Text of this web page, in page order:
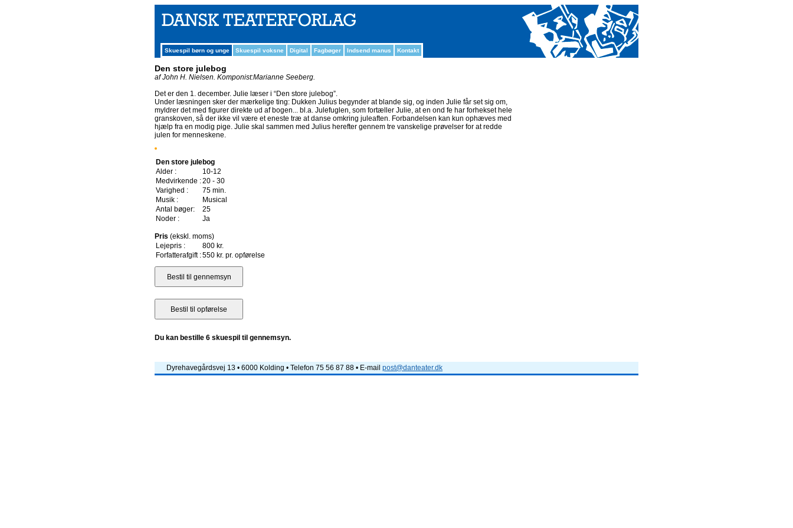
Skuespil børn og unge Skuespil voksne Digital Fagbøger Indsend manus Kontakt
Den store julebog
af John H. Nielsen. Komponist:Marianne Seeberg.
Det er den 1. december. Julie læser i “Den store julebog”.
Under læsningen sker der mærkelige ting: Dukken Julius begynder at blande sig, og inden Julie får set sig om,
myldrer det med figurer direkte ud af bogen... bl.a. Julefuglen, som fortæller Julie, at en ond fe har forhekset hele
granskoven, så der ikke vil være et eneste træ at danse omkring juleaften. Forbandelsen kan kun ophæves med
hjælp fra en modig pige. Julie skal sammen med Julius herefter gennem tre vanskelige prøvelser for at redde
julen for menneskene.
Den store julebog
Alder :
10-12
Medvirkende :20 - 30
Varighed :
75 min.
Musik :
Musical
Antal bøger:
25
Noder :
Ja
Pris (ekskl. moms)
Lejepris :
800 kr.
Forfatterafgift :550 kr. pr. opførelse
Du kan bestille 6 skuespil til gennemsyn.
Dyrehavegårdsvej 13 • 6000 Kolding • Telefon 75 56 87 88 • E-mail post@danteater.dk